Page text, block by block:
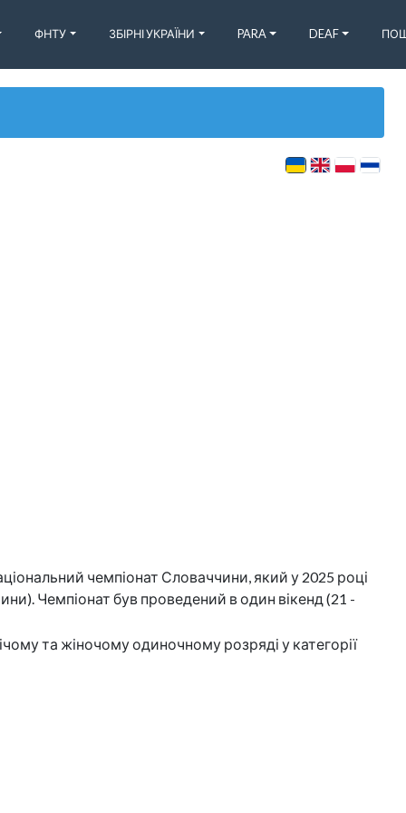
ФНТУ ЗБІРНІ УКРАЇНИ PARA DEAF
чемпіонат Словаччини, який у 2025 році
Чемпіонат був проведений в один вікенд (21 -
та жіночому одиночному розряді у категорії